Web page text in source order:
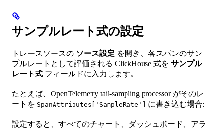
サンプルレート式の設定
トレースソースの ソース設定 を開き、各スパンのサン
プルレートとして評価される ClickHouse 式を サンプル
レート式 フィールドに入力します。
たとえば、OpenTelemetry tail-sampling processor がそのレ
ートを SpanAttributes['SampleRate'] に書き込む場合:
設定すると、すべてのチャート、ダッシュボード、アラ